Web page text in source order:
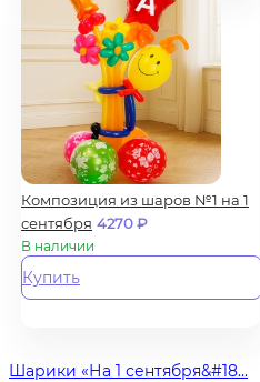
Композиция из шаров №1 на 1
сентября 4270₽
В наличии
Купить
Шарики «На 1 сентября&#18...